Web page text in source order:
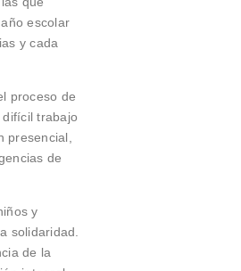
escolar
y cada
proceso de
trabajo
presencial,
de
y
solidaridad.
de la